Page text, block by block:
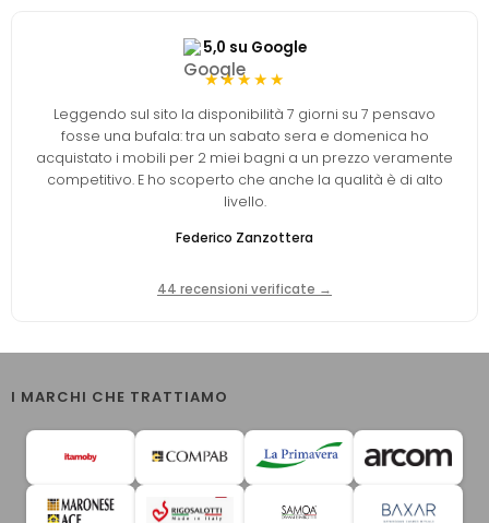
5,0 su Google
★★★★★
Leggendo sul sito la disponibilità 7 giorni su 7 pensavo
fosse una bufala: tra un sabato sera e domenica ho
acquistato i mobili per 2 miei bagni a un prezzo veramente
competitivo. E ho scoperto che anche la qualità è di alto
livello.
Federico Zanzottera
44 recensioni verificate →
I MARCHI CHE TRATTIAMO